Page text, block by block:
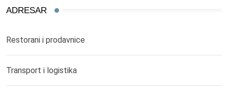
ADRESAR
Restorani i prodavnice
Transport i logistika